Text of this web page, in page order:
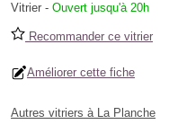
Vitrier - Ouvert jusqu'à 20h
Recommander ce vitrier
Améliorer cette fiche
Autres vitriers à La Planche